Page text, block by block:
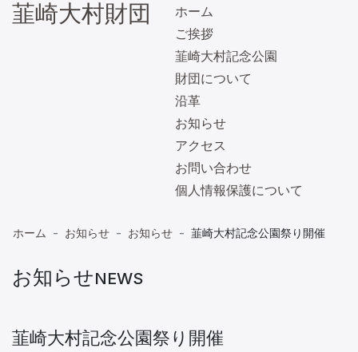
韮崎大村財団
ホーム
ご挨拶
韮崎大村記念公園
財団について
沿革
お知らせ
アクセス
お問い合わせ
個人情報保護について
ホーム お知らせ お知らせ 韮崎大村記念公園祭り開催
お知らせNEWS
韮崎大村記念公園祭り開催